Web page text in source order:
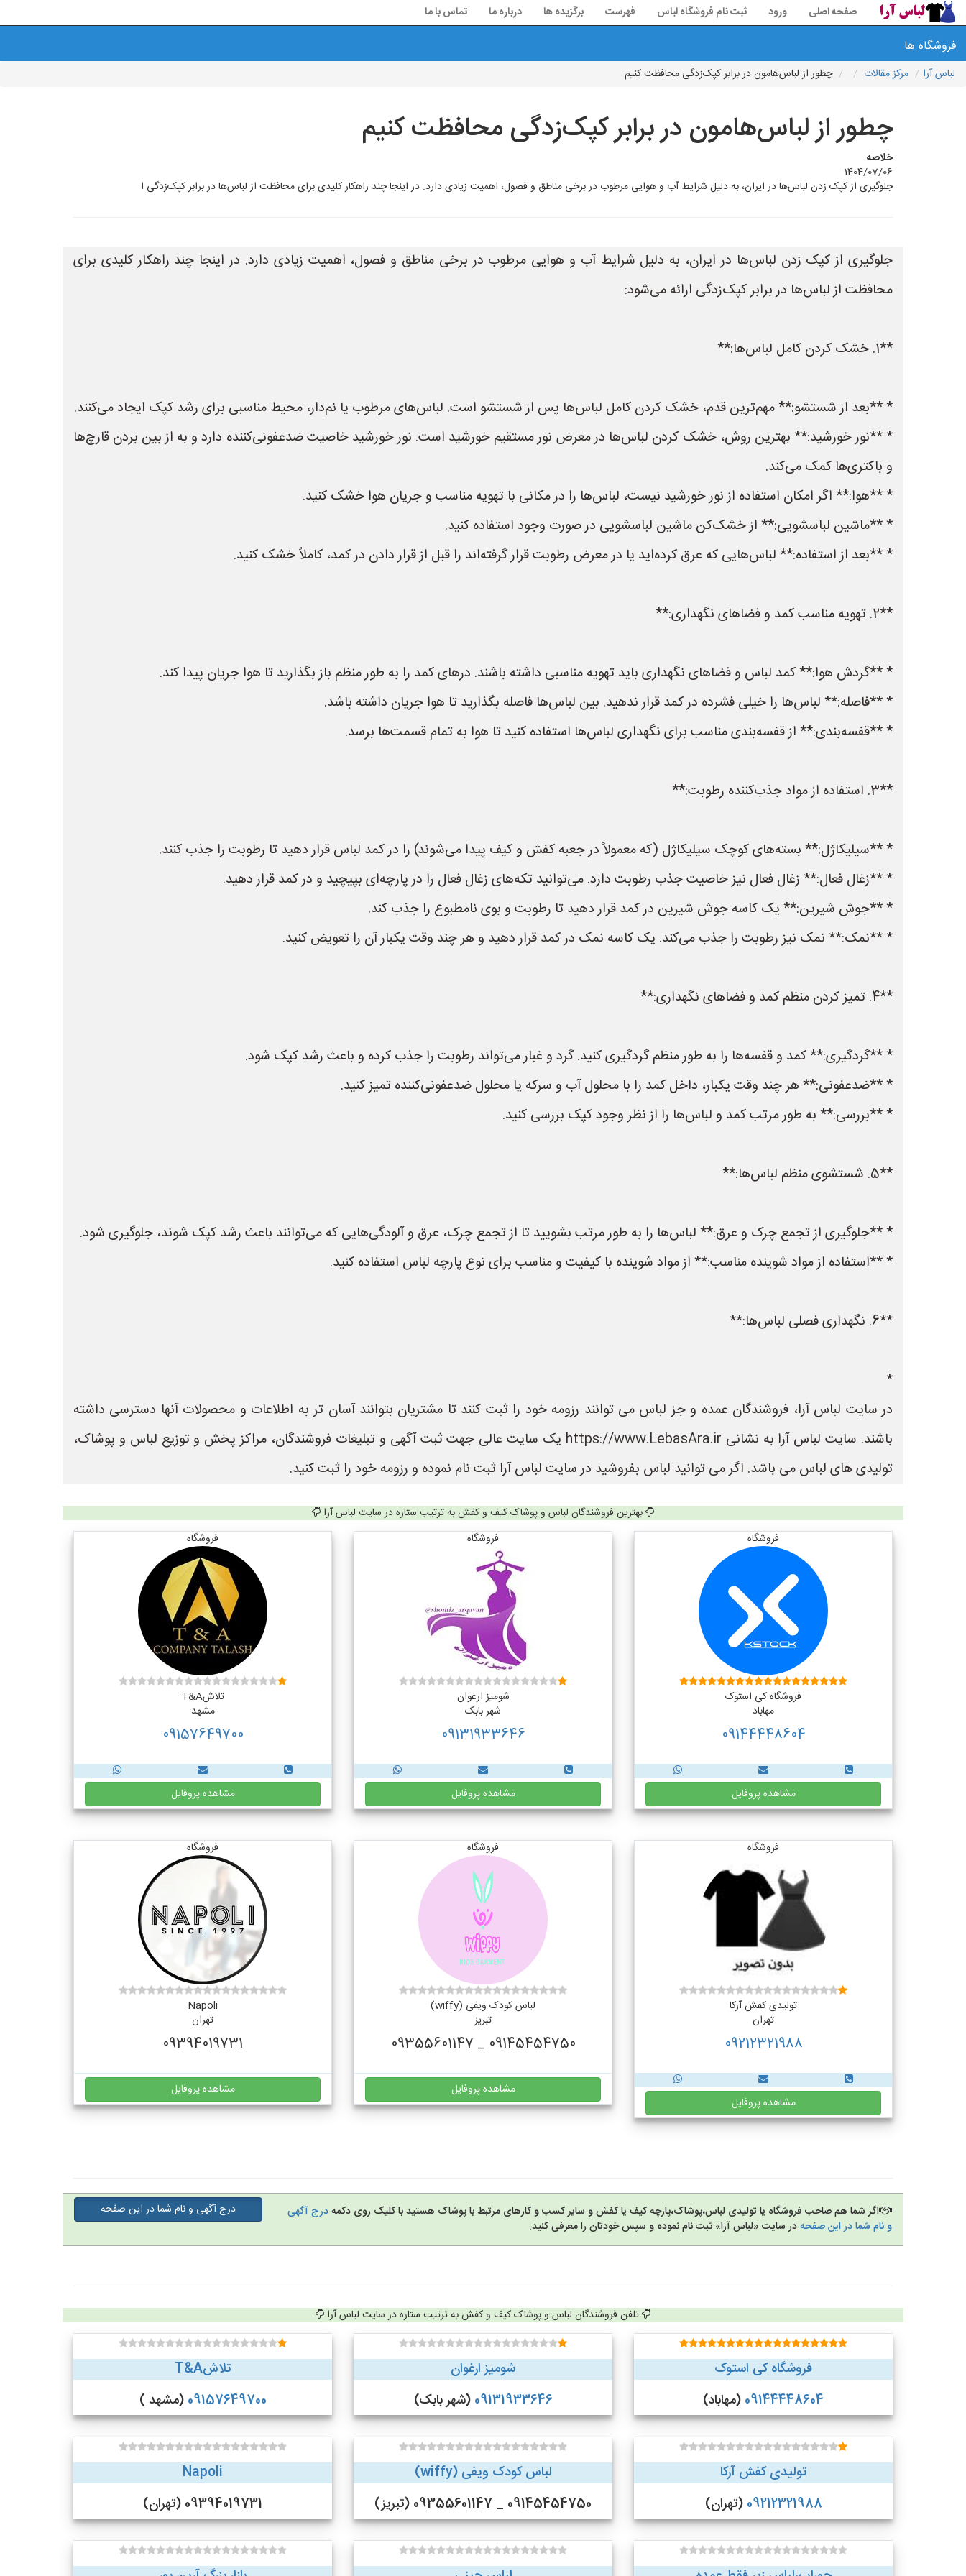
صفحه اصلی ورود ثبت نام فروشگاه لباس فهرست برگزیده ها درباره ما تماس با ما
فروشگاه ها
لباس آرا مرکز مقالات چطور از لباس‌هامون در برابر کپک‌زدگی محافظت کنیم
چطور از لباس‌هامون در برابر کپک‌زدگی محافظت کنیم
خلاصه
1404/07/06
جلوگیری از کپک زدن لباس‌ها در ایران، به دلیل شرایط آب و هوایی مرطوب در برخی مناطق و فصول، اهمیت زیادی دارد. در اینجا چند راهکار کلیدی برای محافظت از لباس‌ها در برابر کپک‌زدگی ا
جلوگیری از کپک زدن لباس‌ها در ایران، به دلیل شرایط آب و هوایی مرطوب در برخی مناطق و فصول، اهمیت زیادی دارد. در اینجا چند راهکار کلیدی برای
محافظت از لباس‌ها در برابر کپک‌زدگی ارائه می‌شود:
**1. خشک کردن کامل لباس‌ها:**
* **بعد از شستشو:** مهم‌ترین قدم، خشک کردن کامل لباس‌ها پس از شستشو است. لباس‌های مرطوب یا نم‌دار، محیط مناسبی برای رشد کپک ایجاد می‌کنند.
* **نور خورشید:** بهترین روش، خشک کردن لباس‌ها در معرض نور مستقیم خورشید است. نور خورشید خاصیت ضدعفونی‌کننده دارد و به از بین بردن قارچ‌ها
و باکتری‌ها کمک می‌کند.
* **هوا:** اگر امکان استفاده از نور خورشید نیست، لباس‌ها را در مکانی با تهویه مناسب و جریان هوا خشک کنید.
* **ماشین لباسشویی:** از خشک‌کن ماشین لباسشویی در صورت وجود استفاده کنید.
* **بعد از استفاده:** لباس‌هایی که عرق کرده‌اید یا در معرض رطوبت قرار گرفته‌اند را قبل از قرار دادن در کمد، کاملاً خشک کنید.
**2. تهویه مناسب کمد و فضاهای نگهداری:**
* **گردش هوا:** کمد لباس و فضاهای نگهداری باید تهویه مناسبی داشته باشند. درهای کمد را به طور منظم باز بگذارید تا هوا جریان پیدا کند.
* **فاصله:** لباس‌ها را خیلی فشرده در کمد قرار ندهید. بین لباس‌ها فاصله بگذارید تا هوا جریان داشته باشد.
* **قفسه‌بندی:** از قفسه‌بندی مناسب برای نگهداری لباس‌ها استفاده کنید تا هوا به تمام قسمت‌ها برسد.
**3. استفاده از مواد جذب‌کننده رطوبت:**
* **سیلیکاژل:** بسته‌های کوچک سیلیکاژل (که معمولاً در جعبه کفش و کیف پیدا می‌شوند) را در کمد لباس قرار دهید تا رطوبت را جذب کنند.
* **زغال فعال:** زغال فعال نیز خاصیت جذب رطوبت دارد. می‌توانید تکه‌های زغال فعال را در پارچه‌ای بپیچید و در کمد قرار دهید.
* **جوش شیرین:** یک کاسه جوش شیرین در کمد قرار دهید تا رطوبت و بوی نامطبوع را جذب کند.
* **نمک:** نمک نیز رطوبت را جذب می‌کند. یک کاسه نمک در کمد قرار دهید و هر چند وقت یکبار آن را تعویض کنید.
**4. تمیز کردن منظم کمد و فضاهای نگهداری:**
* **گردگیری:** کمد و قفسه‌ها را به طور منظم گردگیری کنید. گرد و غبار می‌تواند رطوبت را جذب کرده و باعث رشد کپک شود.
* **ضدعفونی:** هر چند وقت یکبار، داخل کمد را با محلول آب و سرکه یا محلول ضدعفونی‌کننده تمیز کنید.
* **بررسی:** به طور مرتب کمد و لباس‌ها را از نظر وجود کپک بررسی کنید.
**5. شستشوی منظم لباس‌ها:**
* **جلوگیری از تجمع چرک و عرق:** لباس‌ها را به طور مرتب بشویید تا از تجمع چرک، عرق و آلودگی‌هایی که می‌توانند باعث رشد کپک شوند، جلوگیری شود.
* **استفاده از مواد شوینده مناسب:** از مواد شوینده با کیفیت و مناسب برای نوع پارچه لباس استفاده کنید.
**6. نگهداری فصلی لباس‌ها:**
*
در سایت لباس آرا، فروشندگان عمده و جز لباس می توانند رزومه خود را ثبت کنند تا مشتریان بتوانند آسان تر به اطلاعات و محصولات آنها دسترسی داشته
باشند. سایت لباس آرا به نشانی https://www.LebasAra.ir یک سایت عالی جهت ثبت آگهی و تبلیغات فروشندگان، مراکز پخش و توزیع لباس و پوشاک،
تولیدی های لباس می باشد. اگر می توانید لباس بفروشید در سایت لباس آرا ثبت نام نموده و رزومه خود را ثبت کنید.
بهترین فروشندگان لباس و پوشاک کیف و کفش به ترتیب ستاره در سایت لباس آرا
فروشگاه
فروشگاه کی استوک
مهاباد
09144448604
مشاهده پروفایل
فروشگاه
شومیز ارغوان
شهر بابک
09131933646
مشاهده پروفایل
فروشگاه
تلاشT&A
مشهد
09157649700
مشاهده پروفایل
فروشگاه
تولیدی کفش آرکا
تهران
09212321988
مشاهده پروفایل
فروشگاه
لباس کودک ویفی (wiffy)
تبریز
09145454750 _ 09355601147
مشاهده پروفایل
فروشگاه
Napoli
تهران
09394019731
مشاهده پروفایل
اگر شما هم صاحب فروشگاه یا تولیدی لباس،پوشاک،پارچه کیف یا کفش و سایر کسب و کارهای مرتبط با پوشاک هستید با کلیک روی دکمهدرج آگهی
و نام شما در این صفحهدر سایت «لباس آرا» ثبت نام نموده و سپس خودتان را معرفی کنید.
درج آگهی و نام شما در این صفحه
تلفن فروشندگان لباس و پوشاک کیف و کفش به ترتیب ستاره در سایت لباس آرا
فروشگاه کی استوک
09144448604 (مهاباد)
شومیز ارغوان
09131933646 (شهر بابک)
تلاشT&A
09157649700 (مشهد )
تولیدی کفش آرکا
09212321988 (تهران)
لباس کودک ویفی (wiffy)
09145454750 _ 09355601147 (تبریز)
Napoli
09394019731 (تهران)